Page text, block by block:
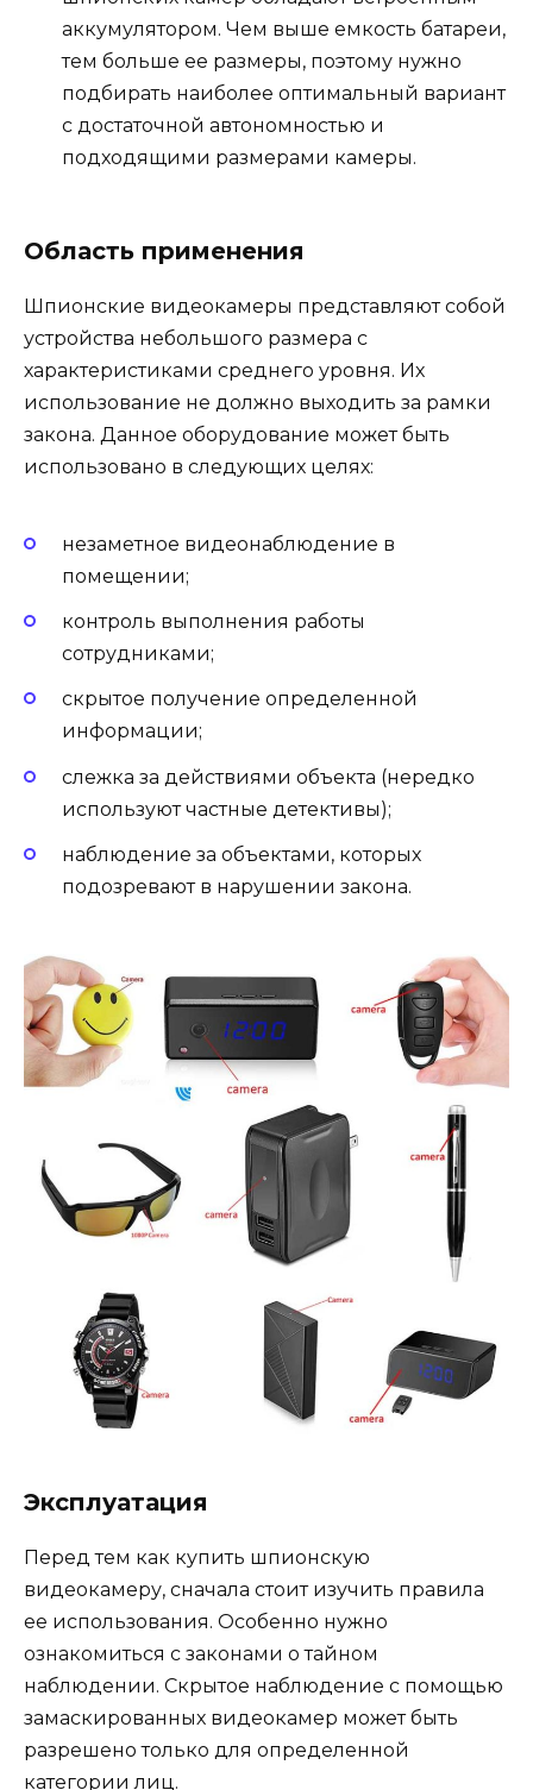
аккумулятором. Чем выше емкость батареи,
тем больше ее размеры, поэтому нужно
подбирать наиболее оптимальный вариант
с достаточной автономностью и
подходящими размерами камеры.
Область применения
Шпионские видеокамеры представляют собой
устройства небольшого размера с
характеристиками среднего уровня. Их
использование не должно выходить за рамки
закона. Данное оборудование может быть
использовано в следующих целях:
незаметное видеонаблюдение в
помещении;
контроль выполнения работы
сотрудниками;
скрытое получение определенной
информации;
слежка за действиями объекта (нередко
используют частные детективы);
наблюдение за объектами, которых
подозревают в нарушении закона.
Эксплуатация
Перед тем как купить шпионскую
видеокамеру, сначала стоит изучить правила
ее использования. Особенно нужно
ознакомиться с законами о тайном
наблюдении. Скрытое наблюдение с помощью
замаскированных видеокамер может быть
разрешено только для определенной
категории лиц.